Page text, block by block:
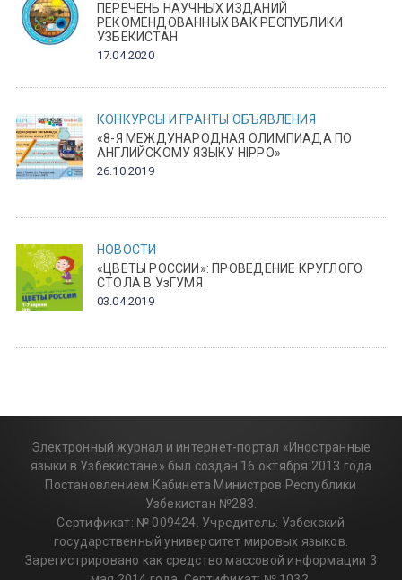
ПЕРЕЧЕНЬ НАУЧНЫХ ИЗДАНИЙ
РЕКОМЕНДОВАННЫХ ВАК РЕСПУБЛИКИ
УЗБЕКИСТАН
17.04.2020
КОНКУРСЫ И ГРАНТЫ ОБЪЯВЛЕНИЯ
«8-Я МЕЖДУНАРОДНАЯ ОЛИМПИАДА ПО
АНГЛИЙСКОМУ ЯЗЫКУ HIPPO»
26.10.2019
НОВОСТИ
«ЦВЕТЫ РОССИИ»: ПРОВЕДЕНИЕ КРУГЛОГО
СТОЛА В УзГУМЯ
03.04.2019
Электронный журнал и интернет-портал «Иностранные
языки в Узбекистане» был создан 16 октября 2013 года
Постановлением Кабинета Министров Республики
Узбекистан №283.
Сертификат: № 009424. Учредитель: Узбекский
государственный университет мировых языков.
Зарегистрировано как средство массовой информации 3